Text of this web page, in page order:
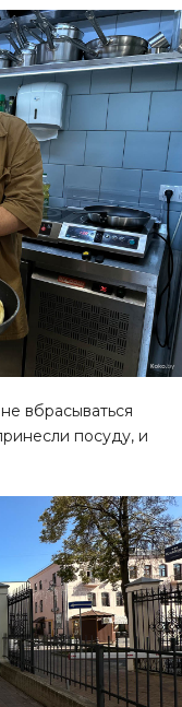
вбрасываться
посуду, и